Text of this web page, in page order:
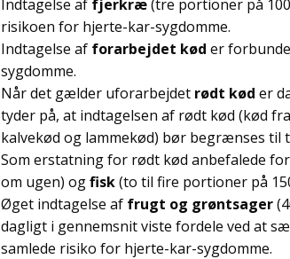
Indtagelse af fjerkræ(tre portioner på
risikoen for hjerte-kar-sygdomme.
Indtagelse af forarbejdet kød er
sygdomme.
Når det gælder uforarbejdet rødt kød er
tyder på, at indtagelsen af rødt kød (kød
kalvekød og lammekød) bør begrænses til
Som erstatning for rødt kød anbefalede
om ugen) ogfisk(to til fire portioner på
Øget indtagelse af frugt og grøntsager
dagligt i gennemsnit viste fordele ved at
samlede risiko for hjerte-kar-sygdomme.